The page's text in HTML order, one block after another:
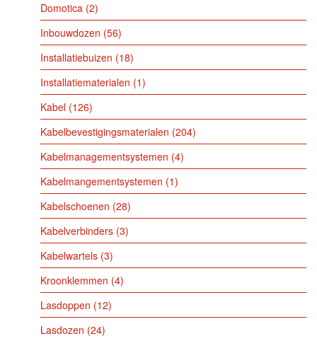
Domotica 2
Inbouwdozen 56
Installatiebuizen 18
Installatiematerialen 1
Kabel 126
Kabelbevestigingsmaterialen 204
Kabelmanagementsystemen 4
Kabelmangementsystemen 1
Kabelschoenen 28
Kabelverbinders 3
Kabelwartels 3
Kroonklemmen 4
Lasdoppen 12
Lasdozen 24